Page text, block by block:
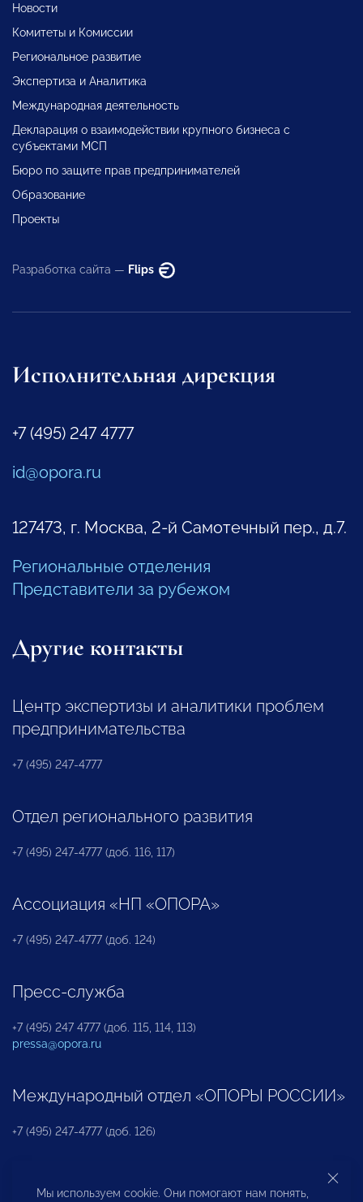
Новости
Комитеты и Комиссии
Региональное развитие
Экспертиза и Аналитика
Международная деятельность
Декларация о взаимодействии крупного бизнеса с
субъектами МСП
Бюро по защите прав предпринимателей
Образование
Проекты
Разработка сайта — Flips
Исполнительная дирекция
+7 (495) 247 4777
id@opora.ru
127473, г. Москва, 2-й Самотечный пер., д.7.
Региональные отделения
Представители за рубежом
Другие контакты
Центр экспертизы и аналитики проблем
предпринимательства
+7 (495) 247-4777
Отдел регионального развития
+7 (495) 247-4777 (доб. 116, 117)
Ассоциация «НП «ОПОРА»
+7 (495) 247-4777 (доб. 124)
Пресс-служба
+7 (495) 247 4777 (доб. 115, 114, 113)
pressa@opora.ru
Международный отдел «ОПОРЫ РОССИИ»
+7 (495) 247-4777 (доб. 126)
Бюро по защите прав предпринимателей и
Мы используем cookie. Они помогают нам понять,